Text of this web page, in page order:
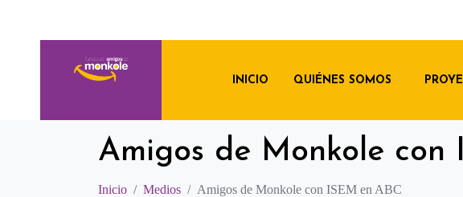
INICIO QUIÉNES SOMOS
Amigos de Monkole con
Inicio Medios Amigos de Monkole con ISEM en ABC